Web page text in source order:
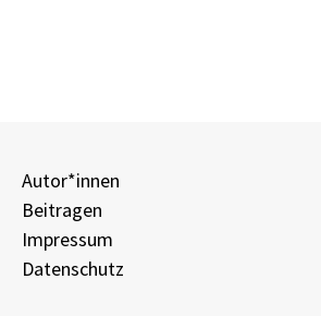
Autor*innen
Beitragen
Impressum
Datenschutz